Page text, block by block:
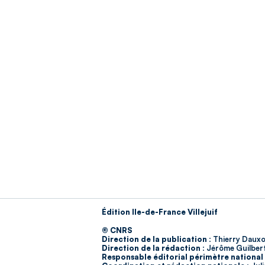
Édition Ile-de-France Villejuif
© CNRS
Direction de la publication : Thierry
Direction de la rédaction : Jérôme
Responsable éditorial périmètre national